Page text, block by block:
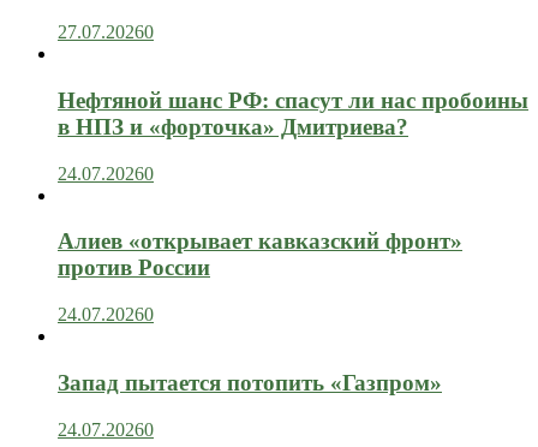
27.07.20260
Нефтяной шанс РФ: спасут ли нас пробоины
в НПЗ и «форточка» Дмитриева?
24.07.20260
Алиев «открывает кавказский фронт»
против России
24.07.20260
Запад пытается потопить «Газпром»
24.07.20260